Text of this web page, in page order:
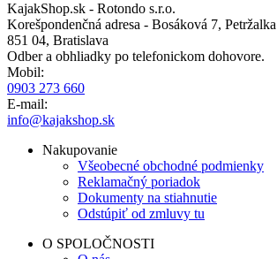
KajakShop.sk - Rotondo s.r.o.
Korešpondenčná adresa - Bosáková 7, Petržalka
851 04, Bratislava
Odber a obhliadky po telefonickom dohovore.
Mobil:
0903 273 660
E-mail:
info@kajakshop.sk
Nakupovanie
Všeobecné obchodné podmienky
Reklamačný poriadok
Dokumenty na stiahnutie
Odstúpiť od zmluvy tu
O SPOLOČNOSTI